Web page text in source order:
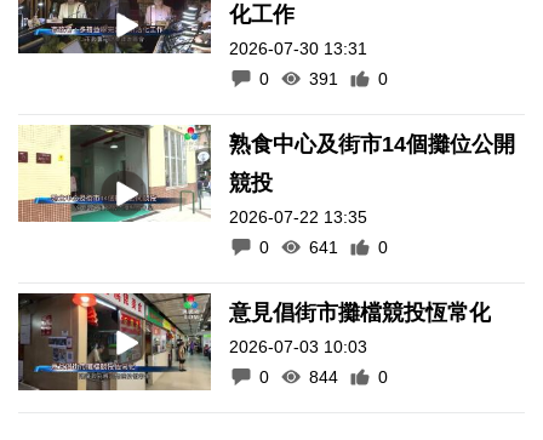
化工作
2026-07-30 13:31
0
391 0
熟食中心及街市14個攤位公開
競投
2026-07-22 13:35
0
641 0
意見倡街市攤檔競投恆常化
2026-07-03 10:03
0
844 0